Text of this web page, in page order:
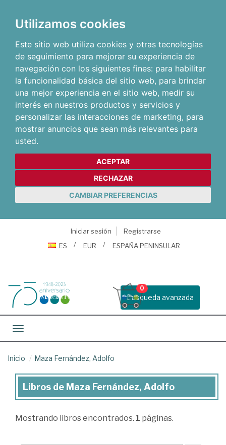
Utilizamos cookies
Este sitio web utiliza cookies y otras tecnologías
de seguimiento para mejorar su experiencia de
navegación con los siguientes fines: para habilitar
la funcionalidad básica del sitio web, para brindar
una mejor experiencia en el sitio web, medir su
interés en nuestros productos y servicios y
personalizar las interacciones de marketing, para
mostrar anuncios que sean más relevantes para
usted.
ACEPTAR
RECHAZAR
CAMBIAR PREFERENCIAS
Iniciar sesión
Registrarse
ES
EUR ESPAÑA PENINSULAR
Busqueda avanzada
0
Toggle navigation
Inicio Maza Fernández, Adolfo
Libros
Maza
Libros de Maza Fernández, Adolfo
Mostrando libros encontrados. 1 páginas.